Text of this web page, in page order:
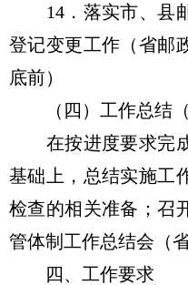
14．落实市、县邮
登记变更工作（省邮
底前）
（四）工作总结（
在按进度要求完成
基础上，总结实施工
检查的相关准备；召
管体制工作总结会（
四、工作要求